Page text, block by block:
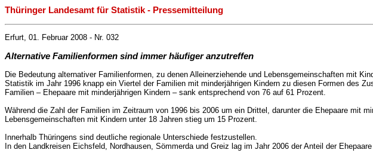
Thüringer Landesamt für Statistik - Pressemitteilung
Erfurt, 01. Februar 2008 - Nr. 032
Alternative Familienformen sind immer häufiger anzutreffen
Die Bedeutung alternativer Familienformen, zu denen Alleinerziehende und Lebensgemeinschaften mit
Statistik im Jahr 1996 knapp ein Viertel der Familien mit minderjährigen Kindern zu diesen Formen des
Familien – Ehepaare mit minderjährigen Kindern – sank entsprechend von 76 auf 61 Prozent.
Während die Zahl der Familien im Zeitraum von 1996 bis 2006 um ein Drittel, darunter die Ehepaare mit
Lebensgemeinschaften mit Kindern unter 18 Jahren stieg um 15 Prozent.
Innerhalb Thüringens sind deutliche regionale Unterschiede festzustellen.
In den Landkreisen Eichsfeld, Nordhausen, Sömmerda und Greiz lag im Jahr 2006 der Anteil der